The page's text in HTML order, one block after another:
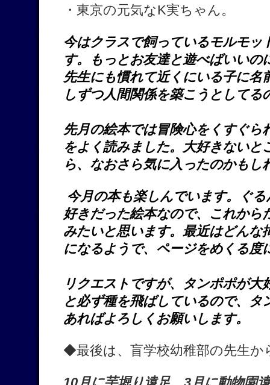
・東京の元気なK実ちゃん。
今はクラスで飼っているモルモッ
す。もっとお友達と遊べばいいの
先生にも慣れて近くにいる子に名
しずつ人間関係を築こうとしてる
先月の絵本では冒険心をくすぐら
をよく読みました。大好きないと
ら、なおさら気に入ったのかもし
今月の本も楽しんでいます。ぐ
好きだった絵本なので、これから
みたいと思います。 最近はどんな
になるようで、ページをめくる度
リクエストですが、タンポポが
と必ず種を飛ばしているので、タ
あればよろしくお願いします。
◆最後は、盲学校幼稚部の先生か